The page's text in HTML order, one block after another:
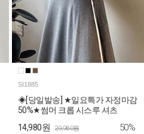
SI1885
◈[당일발송] ★일요특가 자정마감
50%★썸머 크롭 시스루 셔츠
14,980원 29,980원 50%